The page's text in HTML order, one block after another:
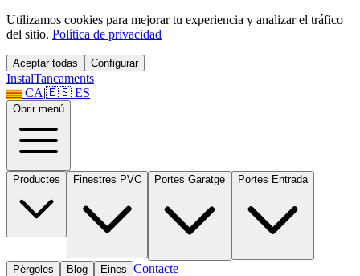
Utilizamos cookies para mejorar tu experiencia y analizar el tráfico
del sitio. Política de privacidad
Aceptar todas Configurar
InstalTancaments
CA|🇪🇸 ES
Obrir menú
Productes Finestres PVC Portes Garatge Portes Entrada
Pèrgoles Blog Eines Contacte